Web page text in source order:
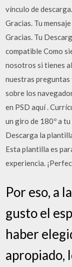
vínculo de
Gracias. Tu
Gracias. Tu
compatible Como
nosotros si tienes
nuestras
sobre los
en PSD aquí .
un giro de 180º a
Descarga la
Esta plantilla es
experiencia.
Por eso, a
gusto el
haber
apropiado,